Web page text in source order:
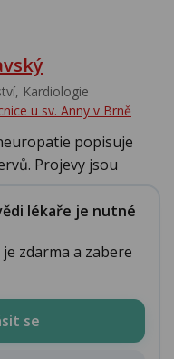
Kardiologie
u sv. Anny v Brně
popisuje
Projevy jsou
lékaře je nutné
zdarma a zabere
se